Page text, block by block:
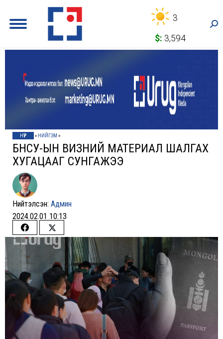
3
$: 3,594
НҮҮР » НИЙГЭМ »
БНСУ-ЫН ВИЗНИЙ МАТЕРИАЛ ШАЛГАХ
ХУГАЦААГ СУНГАЖЭЭ
Нийтэлсэн: Админ
2024.02.01 10:13
Share
Facebook
Share
on
Twitter